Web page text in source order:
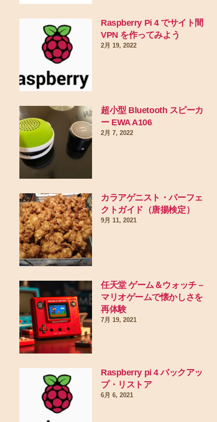
Raspberry Pi 4 でサイト間
VPN を作ってみよう
2月 19, 2022
超小型 Bluetooth スピーカ
ー EWA A106
2月 7, 2022
カラアゲニスト・パーフェ
クトガイド（唐揚検定）
9月 11, 2021
任天堂 ゲーム＆ウォッチ –
マリオゲームで懐かしさを
再体験
7月 19, 2021
Raspberry pi 4 バックアッ
プ・リストア
6月 6, 2021